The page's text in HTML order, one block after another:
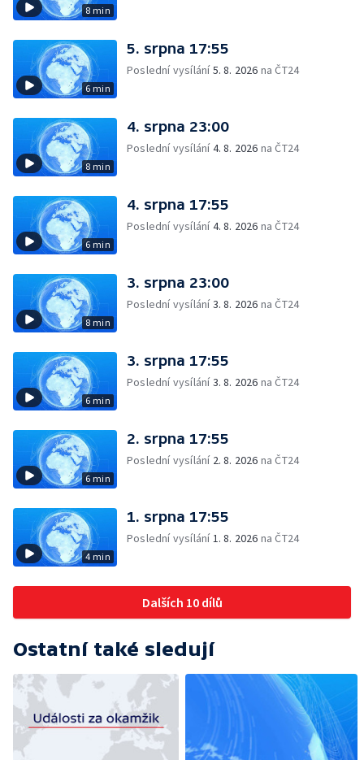
8 min
6 min
5. srpna 17:55
Poslední vysílání5. 8. 2026 na ČT24
8 min
4. srpna 23:00
Poslední vysílání4. 8. 2026 na ČT24
6 min
4. srpna 17:55
Poslední vysílání4. 8. 2026 na ČT24
8 min
3. srpna 23:00
Poslední vysílání3. 8. 2026 na ČT24
6 min
3. srpna 17:55
Poslední vysílání3. 8. 2026 na ČT24
6 min
2. srpna 17:55
Poslední vysílání 2. 8. 2026 na ČT24
4 min
1. srpna 17:55
Poslední vysílání1. 8. 2026 na ČT24
Dalších 10 dílů
Ostatní také sledují